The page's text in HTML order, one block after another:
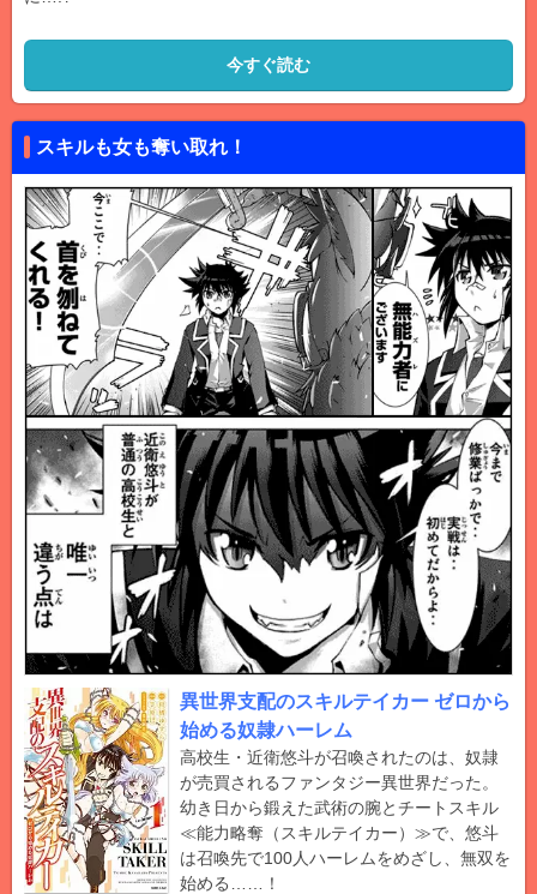
今すぐ読む
スキルも女も奪い取れ！
異世界支配のスキルテイカー ゼロから
始める奴隷ハーレム
高校生・近衛悠斗が召喚されたのは、奴隷
が売買されるファンタジー異世界だった。
幼き日から鍛えた武術の腕とチートスキル
≪能力略奪（スキルテイカー）≫で、悠斗
は召喚先で100人ハーレムをめざし、無双を
始める……！